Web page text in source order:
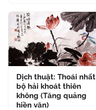
Dịch thuật: Thoái nhất
bộ hải khoát thiên
không (Tăng quảng
hiền văn)